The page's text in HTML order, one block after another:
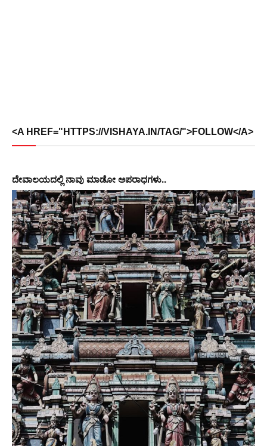
<A HREF="HTTPS://VISHAYA.IN/TAG/">FOLLOW</A>
ದೇವಾಲಯದಲ್ಲಿ ನಾವು ಮಾಡೋ ಅಪರಾಧಗಳು..